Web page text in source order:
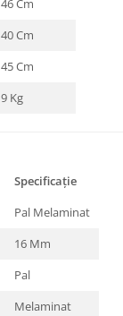
46 Cm
40 Cm
45 Cm
9 Kg
Specificație
Pal Melaminat
16 Mm
Pal
Melaminat